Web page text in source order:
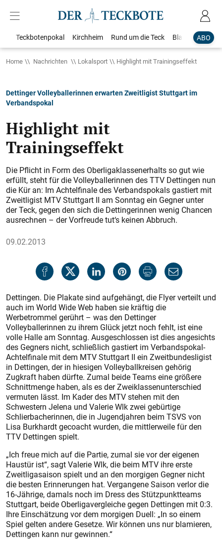
ABO
Teckbotenpokal Kirchheim Rund um die Teck Blaulicht
Home Nachrichten Lokalsport Highlight mit Trainingseffekt
Dettinger Volleyballerinnen erwarten Zweitligist Stuttgart im
Verbandspokal
Highlight mit
Trainingseffekt
Die Pflicht in Form des Oberligaklassenerhalts so gut wie
erfüllt, steht für die Volleyballerinnen des TTV Dettingen nun
die Kür an: Im Achtelfinale des Verbandspokals gastiert mit
Zweitligist MTV Stuttgart II am Sonntag ein Gegner unter
der Teck, gegen den sich die Dettingerinnen wenig Chancen
ausrechnen – der Vorfreude tut‘s keinen Abbruch.
09.02.2013
Dettingen. Die Plakate sind aufgehängt, die Flyer verteilt und
auch im World Wide Web haben sie kräftig die
Werbetrommel gerührt – was den Dettinger
Volleyballerinnen zu ihrem Glück jetzt noch fehlt, ist eine
volle Halle am Sonntag. Ausgeschlossen ist dies angesichts
des Gegners nicht, schließlich gastiert im Verbandspokal-
Achtelfinale mit dem MTV Stuttgart II ein Zweitbundesligist
in Dettingen, der in hiesigen Volleyballkreisen gehörig
Zugkraft haben dürfte. Zumal beide Teams eine größere
Schnittmenge haben, als es der Zweiklassenunterschied
vermuten lässt. Im Kader des MTV stehen mit den
Schwestern Jelena und Valerie Wlk zwei gebürtige
Schlierbacherinnen, die in Jugendjahren beim TSVS von
Lisa Burkhardt gecoacht wurden, die mittlerweile für den
TTV Dettingen spielt.
„Ich freue mich auf die Partie, zumal sie vor der eigenen
Haustür ist“, sagt Valerie Wlk, die beim MTV ihre erste
Zweitligasaison spielt und an den morgigen Gegner nicht
die besten Erinnerungen hat. Vergangene Saison verlor die
16-Jährige, damals noch im Dress des Stützpunktteams
Stuttgart, beide Oberligavergleiche gegen Dettingen mit 0:3.
Ihre Einschätzung vor dem morgigen Duell: „In so einem
Spiel gelten andere Gesetze. Wir können uns nur blamieren,
Dettingen kann nur gewinnen.“